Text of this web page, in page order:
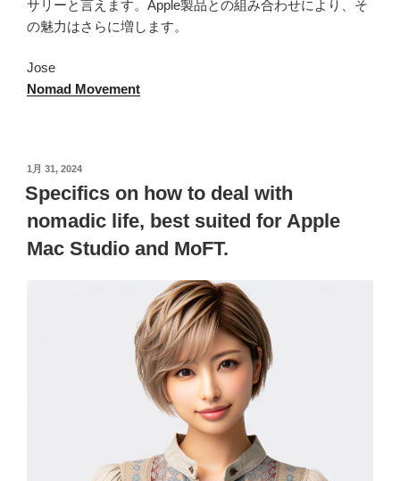
サリーと言えます。Apple製品との組み合わせにより、そ
の魅力はさらに増します。
Jose
Nomad Movement
投
日:
1月 31, 2024
Specifics on how to deal with
nomadic life, best suited for Apple
Mac Studio and MoFT.